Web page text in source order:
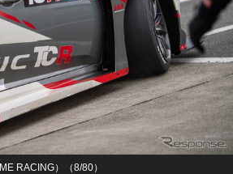
RACING）（8/80）